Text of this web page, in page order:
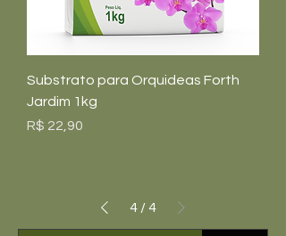
Substrato para Orquideas Forth
Jardim 1kg
Preço
R$ 22,90
4 /4